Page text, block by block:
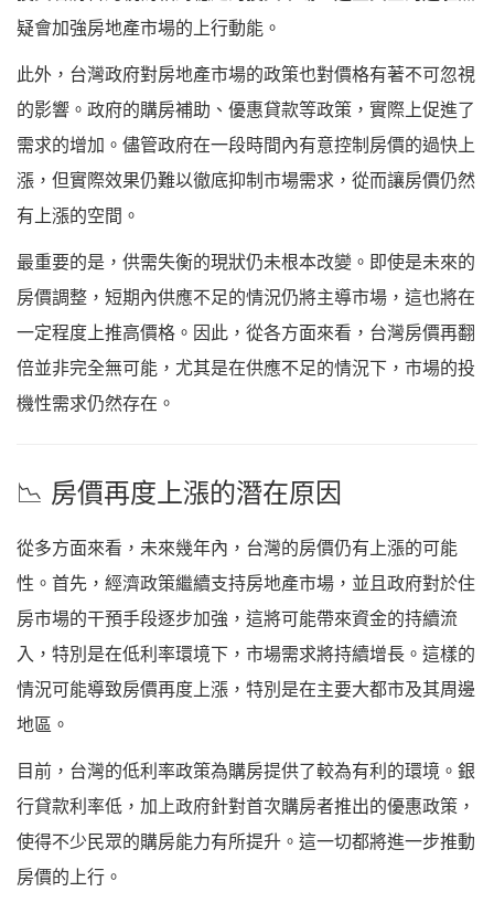
疑會加強房地產市場的上行動能。
此外，台灣政府對房地產市場的政策也對價格有著不可忽視
的影響。政府的購房補助、優惠貸款等政策，實際上促進了
需求的增加。儘管政府在一段時間內有意控制房價的過快上
漲，但實際效果仍難以徹底抑制市場需求，從而讓房價仍然
有上漲的空間。
最重要的是，供需失衡的現狀仍未根本改變。即使是未來的
房價調整，短期內供應不足的情況仍將主導市場，這也將在
一定程度上推高價格。因此，從各方面來看，台灣房價再翻
倍並非完全無可能，尤其是在供應不足的情況下，市場的投
機性需求仍然存在。
📉 房價再度上漲的潛在原因
從多方面來看，未來幾年內，台灣的房價仍有上漲的可能
性。首先，經濟政策繼續支持房地產市場，並且政府對於住
房市場的干預手段逐步加強，這將可能帶來資金的持續流
入，特別是在低利率環境下，市場需求將持續增長。這樣的
情況可能導致房價再度上漲，特別是在主要大都市及其周邊
地區。
目前，台灣的低利率政策為購房提供了較為有利的環境。銀
行貸款利率低，加上政府針對首次購房者推出的優惠政策，
使得不少民眾的購房能力有所提升。這一切都將進一步推動
房價的上行。